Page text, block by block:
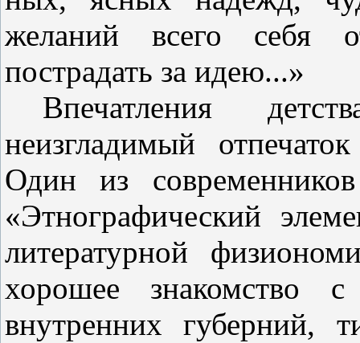
желаний всего себя
пострадать за идею...»
Впечатления
неизгладимый
Один из
«Этнографический
литературной
хорошее знакомство
внутрен­них губерний,